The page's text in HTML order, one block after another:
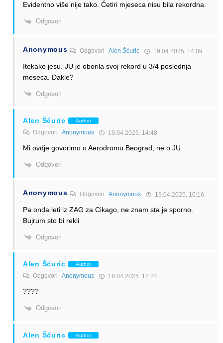
Evidentno više nije tako. Četiri mjeseca nisu bila rekordna.
Odgovori
Anonymous OdgovoriAlen Šćuric 19.04.2025. 14:09
Itekako jesu. JU je oborila svoj rekord u 3/4 poslednja
meseca. Dakle?
Odgovori
Alen Šćuric Author
Odgovori Anonymous 19.04.2025. 14:48
Mi ovdje govorimo o Aerodromu Beograd, ne o JU.
Odgovori
Anonymous OdgovoriAnonymous 19.04.2025. 10:16
Pa onda leti iz ZAG za Cikago, ne znam sta je sporno.
Bujrum sto bi rekli
Odgovori
Alen Šćuric Author
Odgovori Anonymous 19.04.2025. 12:24
????
Odgovori
Alen Šćuric Author